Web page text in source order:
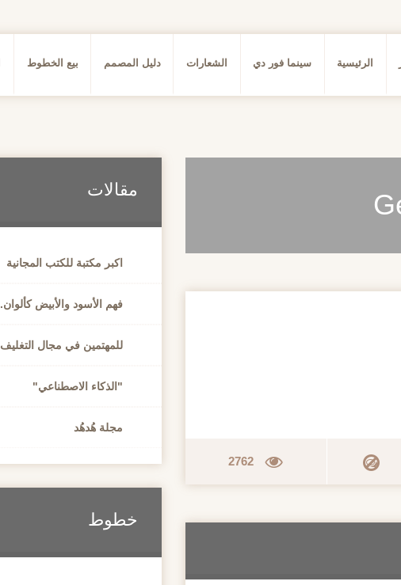
الرئيسية سينما فور دي الشعارات دليل المصمم بيع الخطوط
2762
مقالات
اكبر مكتبة للكتب المجانية
فهم الأسود والأبيض كألوان.
للمهتمين في مجال التغليف
"الذكاء الاصطناعي"
مجلة هُدهُد
خطوط